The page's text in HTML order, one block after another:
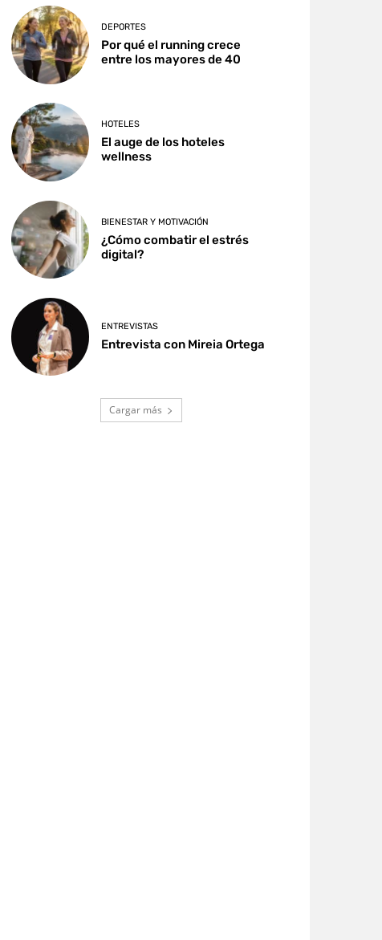
DEPORTES
Por qué el running crece
entre los mayores de 40
HOTELES
El auge de los hoteles
wellness
BIENESTAR Y MOTIVACIÓN
¿Cómo combatir el estrés
digital?
ENTREVISTAS
Entrevista con Mireia Ortega
Cargar más